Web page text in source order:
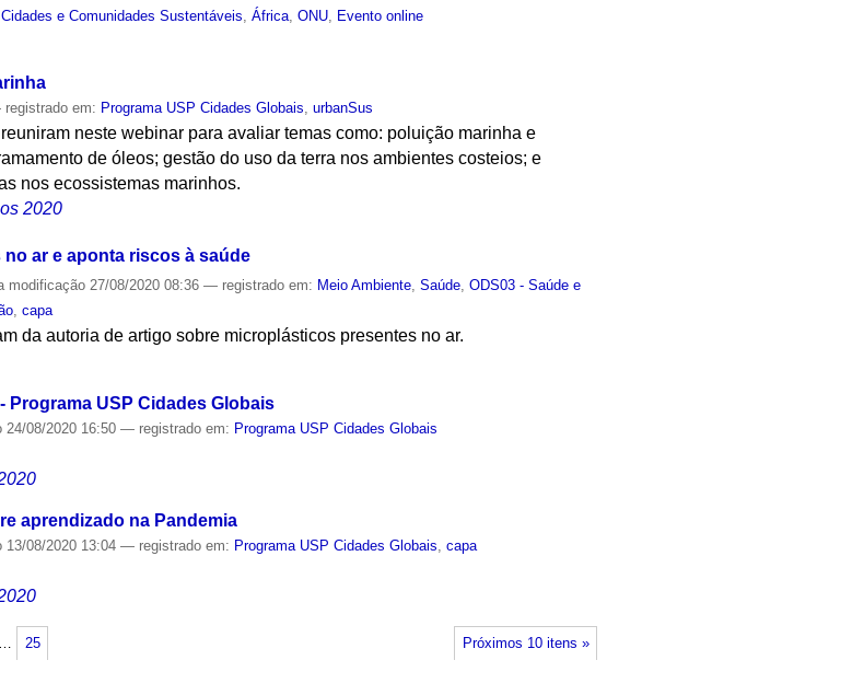
e Comunidades Sustentáveis ,África ,ONU Evento online
em: Programa USP Cidades Globais,urbanSus
neste webinar para avaliar temas como: poluição marinha e
de óleos; gestão do uso da terra nos ambientes costeios; e
nos ecossistemas marinhos.
2020
ar e aponta riscos à saúde
modificação 27/08/2020 08:36— registrado em: Meio Ambiente ,Saúde ,ODS03 - Saúde e
,capa
da autoria de artigo sobre microplásticos presentes no ar.
Programa USP Cidades Globais
24/08/2020 16:50— registrado em: Programa USP Cidades Globais
aprendizado na Pandemia
13/08/2020 13:04— registrado em: Programa USP Cidades Globais,capa
Próximos 10 itens »
25